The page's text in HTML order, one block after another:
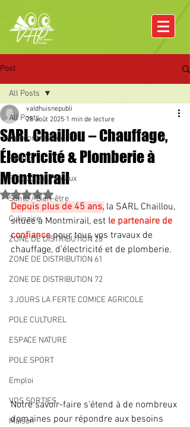
Post
All Posts
Rencontre avec
Pâques
Producteurs locaux
Santé / Bien-être
Culinaire
ZONE DE DISTRIBUTION 28
ZONE DE DISTRIBUTION 61
ZONE DE DISTRIBUTION 72
3 JOURS LA FERTE COMICE AGRICOLE
POLE CULTUREL
ESPACE NATURE
POLE SPORT
Emploi
VOS SORTIES
Maison
All Posts
SARL Chaillou – Chauffage,
Électricité & Plomberie à
Montmirail
valdhuisnepubli
28 août 2025 1 min de lecture
Noté NaN étoiles sur 5.
Depuis plus de 45 ans, la SARL Chaillou,
située à Montmirail, est le partenaire de
confiance pour tous vos travaux de
chauffage, d’électricité et de plomberie.
Notre savoir-faire s’étend à de nombreux
domaines pour répondre aux besoins